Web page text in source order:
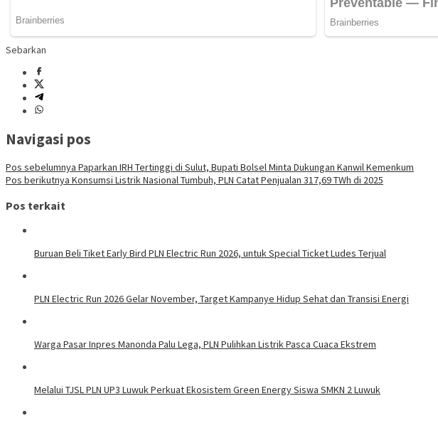
Sebarkan
Navigasi pos
Pos sebelumnya Paparkan IRH Tertinggi di Sulut, Bupati Bolsel Minta Dukungan Kanwil Kemenkum
Pos berikutnya Konsumsi Listrik Nasional Tumbuh, PLN Catat Penjualan 317,69 TWh di 2025
Pos terkait
Buruan Beli Tiket Early Bird PLN Electric Run 2026, untuk Special Ticket Ludes Terjual
PLN Electric Run 2026 Gelar November, Target Kampanye Hidup Sehat dan Transisi Energi
Warga Pasar Inpres Manonda Palu Lega, PLN Pulihkan Listrik Pasca Cuaca Ekstrem
Melalui TJSL PLN UP3 Luwuk Perkuat Ekosistem Green Energy Siswa SMKN 2 Luwuk